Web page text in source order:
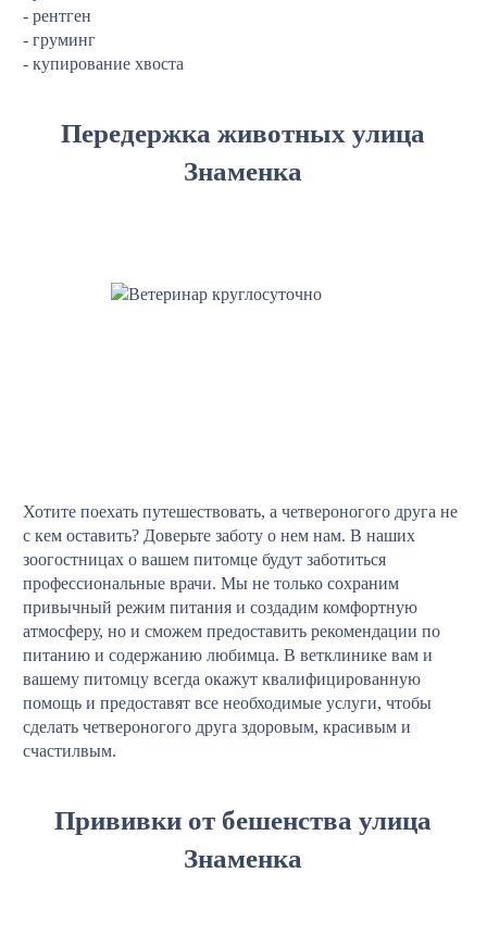
- рентген
- груминг
- купирование хвоста
Передержка животных улица
Знаменка
Хотите поехать путешествовать, а четвероногого друга не
с кем оставить? Доверьте заботу о нем нам. В наших
зоогостницах о вашем питомце будут заботиться
профессиональные врачи. Мы не только сохраним
привычный режим питания и создадим комфортную
атмосферу, но и сможем предоставить рекомендации по
питанию и содержанию любимца. В ветклинике вам и
вашему питомцу всегда окажут квалифицированную
помощь и предоставят все необходимые услуги, чтобы
сделать четвероногого друга здоровым, красивым и
счастилвым.
Прививки от бешенства улица
Знаменка